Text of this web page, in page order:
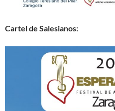
Cartel de Salesianos: